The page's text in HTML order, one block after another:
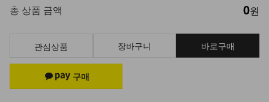
DM52-AC-02/수술 비즈 원석목걸이
_HJ
7,900
총 상품 금액 0원
관심상품 장바구니 바로구매